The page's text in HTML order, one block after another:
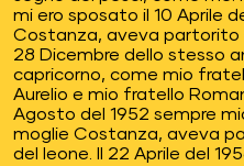
mi ero sposato il 10 Aprile
Costanza, aveva partorito
28 Dicembre dello stesso
capricorno, come mio
Aurelio e mio fratello
Agosto del 1952 sempre
moglie Costanza, aveva
del leone. Il 22 Aprile del